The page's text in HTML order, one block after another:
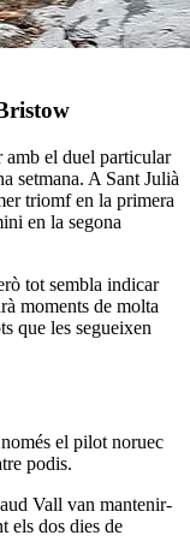
el duel particular
setmana. A Sant Julià
triomf en la primera
en la segona
tot sembla indicar
moments de molta
que les segueixen
el pilot noruec
podis.
Vall van mantenir-
els dos dies de